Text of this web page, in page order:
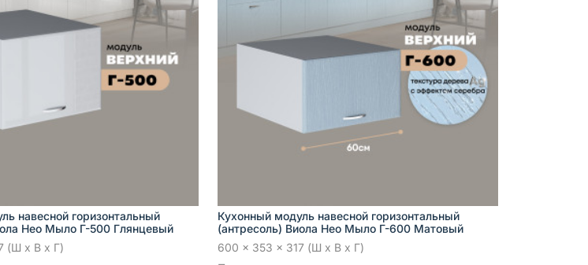
навесной горизонтальный
Нео Мыло Г-500 Глянцевый
(Ш x В x Г)
Кухонный модуль навесной горизонтальный
(антресоль) Виола Нео Мыло Г-600 Матовый
600 x 353 x 317 (Ш x В x Г)